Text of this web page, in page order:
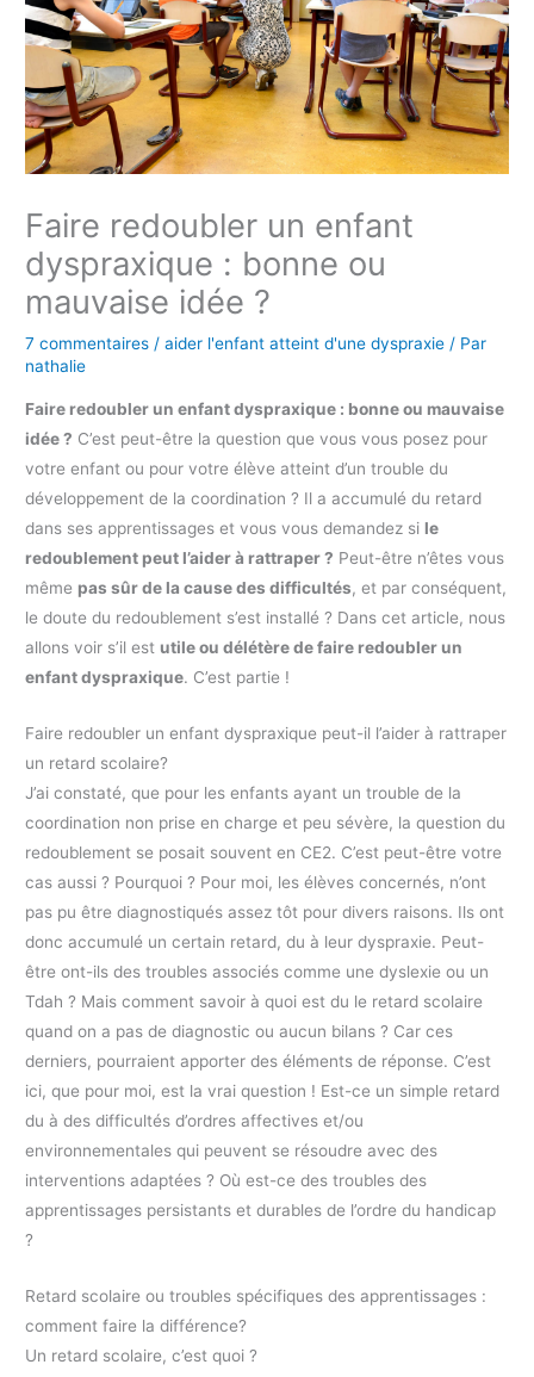
Faire redoubler un enfant
dyspraxique : bonne ou
mauvaise idée ?
7 commentaires /aider l'enfant atteint d'une dyspraxie / Par
nathalie
Faire redoubler un enfant dyspraxique : bonne ou mauvaise
idée ? C’est peut-être la question que vous vous posez pour
votre enfant ou pour votre élève atteint d’un trouble du
développement de la coordination ? Il a accumulé du retard
dans ses apprentissages et vous vous demandez si le
redoublement peut l’aider à rattraper ? Peut-être n’êtes vous
même pas sûr de la cause des difficultés, et par conséquent,
le doute du redoublement s’est installé ? Dans cet article, nous
allons voir s’il est utile ou délétère de faire redoubler un
enfant dyspraxique. C’est partie !
Faire redoubler un enfant dyspraxique peut-il l’aider à rattraper
un retard scolaire?
J’ai constaté, que pour les enfants ayant un trouble de la
coordination non prise en charge et peu sévère, la question du
redoublement se posait souvent en CE2. C’est peut-être votre
cas aussi ? Pourquoi ? Pour moi, les élèves concernés, n’ont
pas pu être diagnostiqués assez tôt pour divers raisons. Ils ont
donc accumulé un certain retard, du à leur dyspraxie. Peut-
être ont-ils des troubles associés comme une dyslexie ou un
Tdah ? Mais comment savoir à quoi est du le retard scolaire
quand on a pas de diagnostic ou aucun bilans ? Car ces
derniers, pourraient apporter des éléments de réponse. C’est
ici, que pour moi, est la vrai question ! Est-ce un simple retard
du à des difficultés d’ordres affectives et/ou
environnementales qui peuvent se résoudre avec des
interventions adaptées ? Où est-ce des troubles des
apprentissages persistants et durables de l’ordre du handicap
?
Retard scolaire ou troubles spécifiques des apprentissages :
comment faire la différence?
Un retard scolaire, c’est quoi ?